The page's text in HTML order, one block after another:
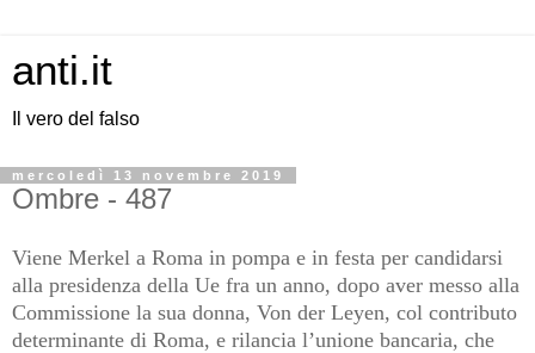
anti.it
Il vero del falso
mercoledì 13 novembre 2019
Ombre - 487
Viene Merkel a Roma in pompa e in festa per candidarsi
alla presidenza della Ue fra un anno, dopo aver messo alla
Commissione la sua donna, Von der Leyen, col contributo
determinante di Roma, e rilancia l’unione bancaria, che